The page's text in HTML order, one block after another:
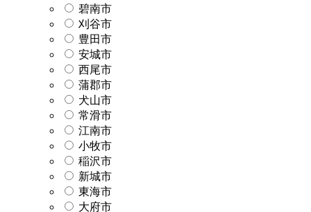
碧南市
刈谷市
豊田市
安城市
西尾市
蒲郡市
犬山市
常滑市
江南市
小牧市
稲沢市
新城市
東海市
大府市